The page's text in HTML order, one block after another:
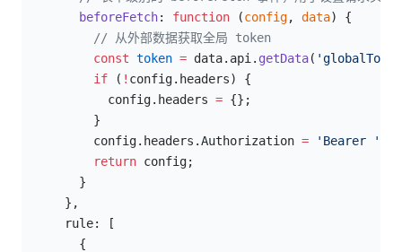
        beforeFetch
: function (config, data) {
          // 从外部数据获取全局 token
          const
token = data.api. getData(
          if
( ! config.headers) {
            config.headers
= {};
          }
          config.headers.Authorization
= 'Bearer '
          return
config;
        }
      },
      rule: [
        {